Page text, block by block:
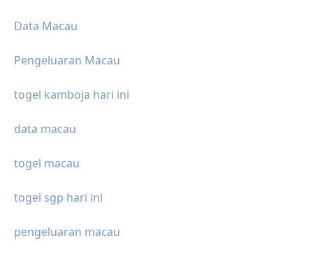
Data Macau
Pengeluaran Macau
togel kamboja hari ini
data macau
togel macau
togel sgp hari ini
pengeluaran macau